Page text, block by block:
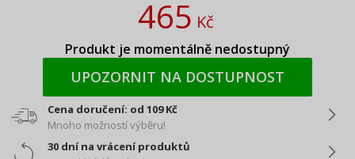
465Kč
Produkt je momentálně nedostupný
UPOZORNIT NA DOSTUPNOST
Cena doručení: od 109 Kč
Mnoho možností výběru!
30 dní na vrácení produktů